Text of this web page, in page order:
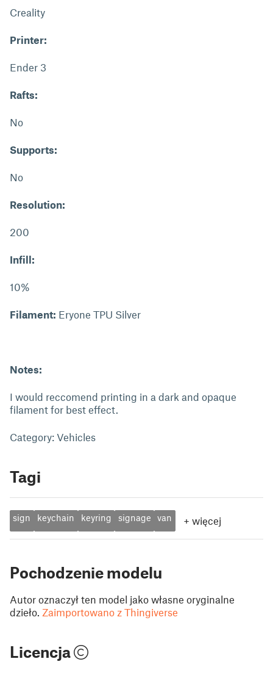
Creality
Printer:
Ender 3
Rafts:
No
Supports:
No
Resolution:
200
Infill:
10%
Filament: Eryone TPU Silver
Notes:
I would reccomend printing in a dark and opaque
filament for best effect.
Category: Vehicles
Tagi
sign keychain keyring signage van + więcej
Pochodzenie modelu
Autor oznaczył ten model jako własne oryginalne
dzieło. Zaimportowano z Thingiverse
Licencja